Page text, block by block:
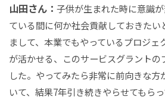
山田さん： 子供が生まれた時に意識
ている間に何か社会貢献しておきたい
まして、本業でもやっているプロジェ
が活かせる、このサービスグラントの
した。やってみたら非常に前向きな方
いて、結果7年引き続きやらせてもらっ